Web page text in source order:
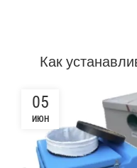
Как
05
ИЮН